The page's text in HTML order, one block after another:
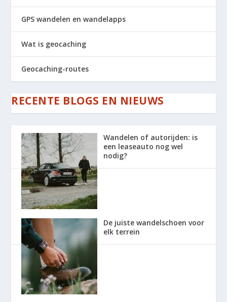
GPS wandelen en wandelapps
Wat is geocaching
Geocaching-routes
RECENTE BLOGS EN NIEUWS
Wandelen of autorijden: is
een leaseauto nog wel
nodig?
De juiste wandelschoen voor
elk terrein